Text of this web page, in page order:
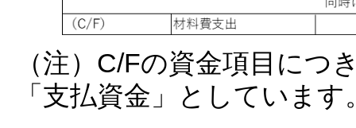
（注）C/Fの資金項目につ
「支払資金」としています